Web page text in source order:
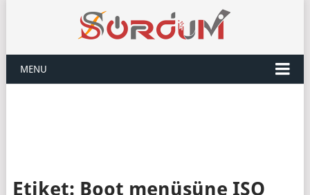
MENU
Etiket: Boot menüsüne ISO